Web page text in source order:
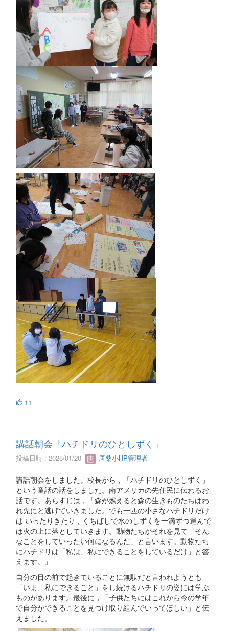
11
講話朝会「ハチドリのひとしずく」
投稿日時 : 2025/01/20 唐桑小HP管理者
講話朝会をしました。校長から，「ハチドリのひとしずく」
という童話の話をしました。南アメリカの先住民に伝わるお
話です。あらすじは，「森が燃えると森の生きものたちはわ
れ先にと逃げていきました。でも一匹の小さなハチドリだけ
は いったりきたり，くちばしで水のしずくを一滴ずつ運んで
は火の上に落としていきます。動物たちがそれを見て「そん
なことをしていったい何になるんだ」と言います。動物たち
にハチドリは「私は、私にできることをしているだけ」と答
えます。」
自分の目の前で起きていることに無駄だと言われようとも
「いま、私にできること」をし続けるハチドリの姿には学ぶ
ものがあります。最後に，「子供たちにはこれから今の学年
で自分ができることを見つけ取り組んでいってほしい」と伝
えました。